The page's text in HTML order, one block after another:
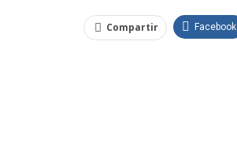
Compartir Facebook